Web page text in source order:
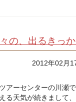
の、出るきっ
2012年02月
アーセンターの川瀬で
る天気が続きまして、